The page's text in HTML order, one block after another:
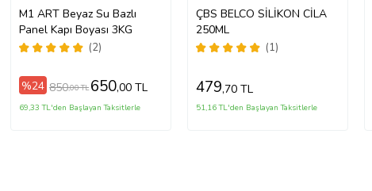
M1 ART Beyaz Su Bazlı
Panel Kapı Boyası 3KG
(2)
%24 850,00 TL 650,00 TL
69,33 TL'den Başlayan Taksitlerle
ÇBS BELCO SİLİKON CİLA
250ML
(1)
479,70 TL
51,16 TL'den Başlayan Taksitlerle